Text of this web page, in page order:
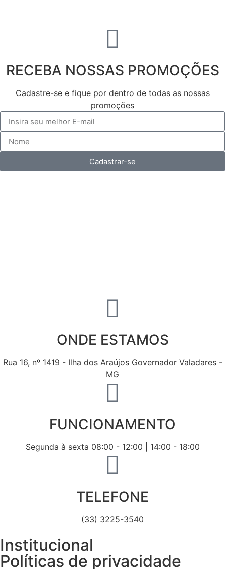
RECEBA NOSSAS PROMOÇÕES
Cadastre-se e fique por dentro de todas as nossas
promoções
Cadastrar-se
ONDE ESTAMOS
Rua 16, nº 1419 - Ilha dos Araújos Governador Valadares -
MG
FUNCIONAMENTO
Segunda à sexta 08:00 - 12:00 | 14:00 - 18:00
TELEFONE
(33) 3225-3540
Institucional
Políticas de privacidade